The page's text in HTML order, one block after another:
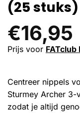
(25 stuks)
€16,95
Prijs voor FATclub
Centreer nippels
Sturmey Archer
zodat je altijd